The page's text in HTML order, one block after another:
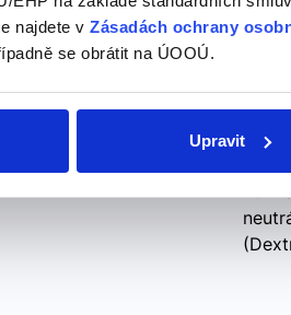
najdete v Zásadách ochrany
se obrátit na ÚOOÚ.
Upravit
lot
jak se